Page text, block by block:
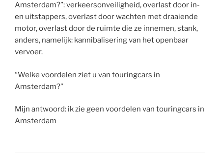
Amsterdam?”: verkeersonveiligheid, overlast door in-
en uitstappers, overlast door wachten met draaiende
motor, overlast door de ruimte die ze innemen, stank,
anders, namelijk: kannibalisering van het openbaar
vervoer.
“Welke voordelen ziet u van touringcars in
Amsterdam?”
Mijn antwoord: ik zie geen voordelen van touringcars in
Amsterdam